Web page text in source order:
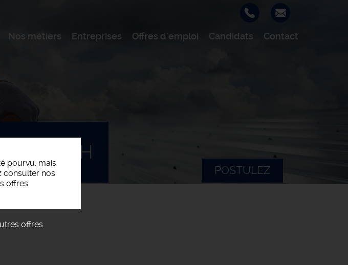
Nos métiers Entreprises Offres d'emploi Candidats Contact
pourvu, mais
consulter nos
offres
offres
POSTULEZ
F/H